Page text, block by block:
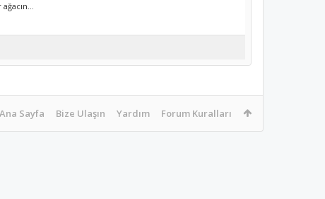
Ana Sayfa Bize Ulaşın Yardım Forum Kuralları